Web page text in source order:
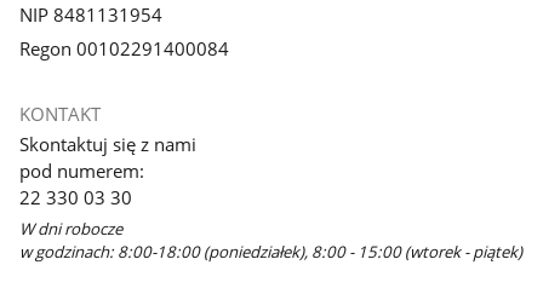
NIP 8481131954
Regon 00102291400084
KONTAKT
Skontaktuj się z nami
pod numerem:
22 330 03 30
W dni robocze
w godzinach: 8:00-18:00 (poniedziałek), 8:00 - 15:00 (wtorek - piątek)